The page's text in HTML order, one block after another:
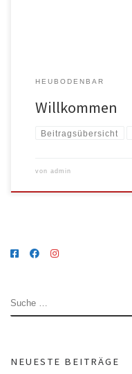
HEUBODENBAR
Willkommen
Beitragsübersicht
von admin
SUCHE
NEUESTE BEITRÄGE